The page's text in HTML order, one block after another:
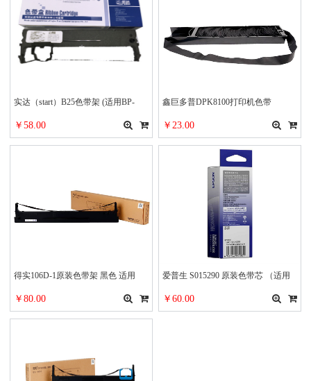
实达（start）B25色带架 (适用BP-
610KII/650KIII/670K/750KII/760KII/780K/810K/660KIII/730KII
机型)
￥58.00
鑫巨多普DPK8100打印机色带
￥23.00
得实106D-1原装色带架 黑色 适用
DS2100
￥80.00
爱普生 S015290 原装色带芯 （适用
LQ-630/630K/635K/730K） 黑色
￥60.00